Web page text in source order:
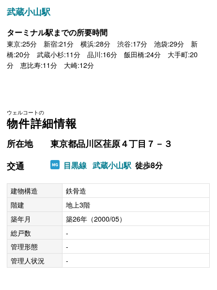
武蔵小山駅
ターミナル駅までの所要時間
東京:25分 新宿:21分 横浜:28分 渋谷:17分 池袋:29分 新
橋:20分 武蔵小杉:11分 品川:16分 飯田橋:24分 大手町:20
分 恵比寿:11分 大崎:12分
ウェルコートの
物件詳細情報
所在地
東京都品川区荏原４丁目７－３
交通
目黒線 武蔵小山駅 徒歩8分
建物構造
鉄骨造
階建
地上3階
築年月
築26年（2000/05）
総戸数
-
管理形態
-
管理人状況
-